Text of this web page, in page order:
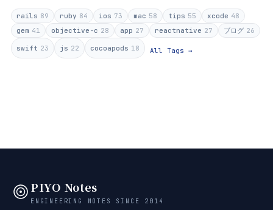
rails 89 ruby 84 ios 73 mac 58 tips 55 xcode 48
gem 41 objective-c 28 app 27 reactnative 27 ブログ 26
swift 23 js 22 cocoapods 18 All Tags →
PIYO Notes
ENGINEERING NOTES SINCE 2014